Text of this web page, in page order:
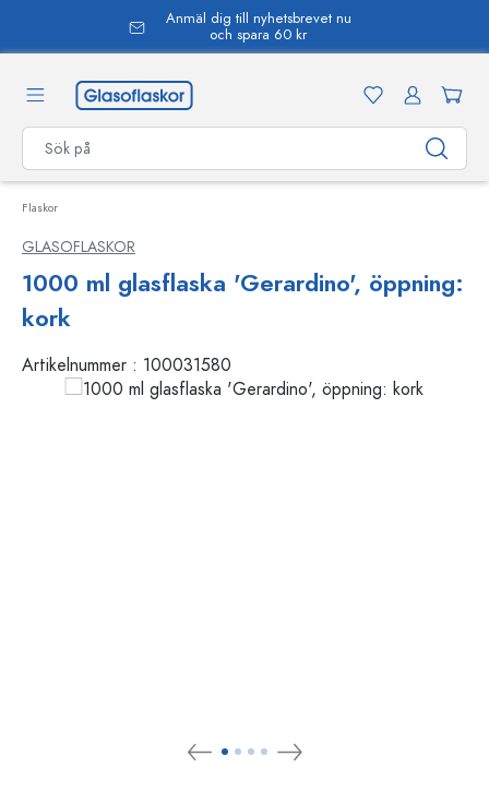
Anmäl dig till nyhetsbrevet nu
och spara 60 kr
Flaskor
GLASOFLASKOR
1000 ml glasflaska 'Gerardino', öppning:
kork
Artikelnummer : 100031580